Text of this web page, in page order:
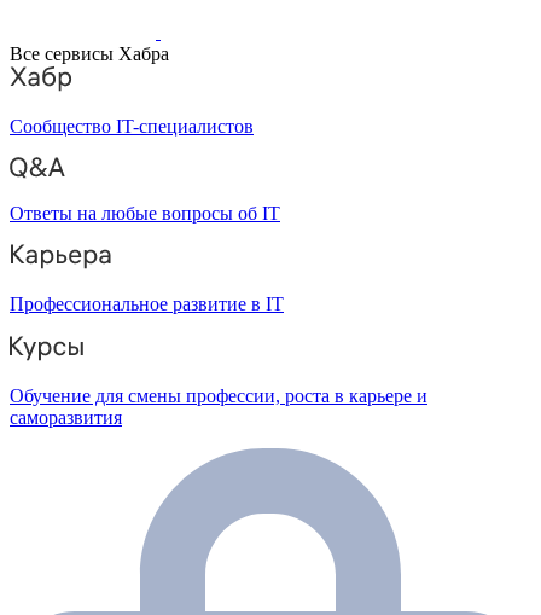
Все сервисы Хабра
Сообщество IT-специалистов
Ответы на любые вопросы об IT
Профессиональное развитие в IT
Обучение для смены профессии, роста в карьере и
саморазвития